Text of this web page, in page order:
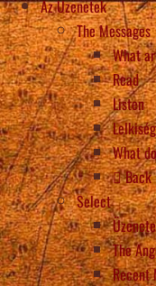
Az Üzenetek
The Messages
What
Read
Listen
Lelkiség
What
Back
Select
The
Recent